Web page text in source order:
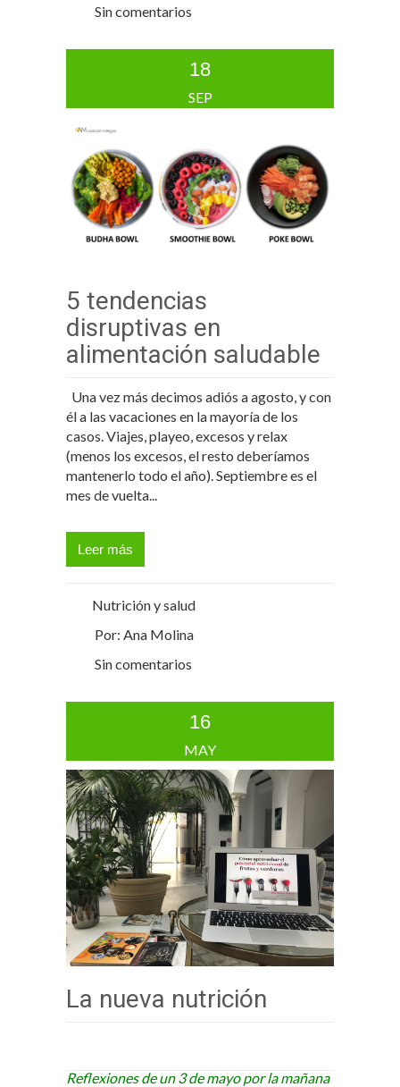
Sin comentarios
18
SEP
5 tendencias
disruptivas en
alimentación saludable
Una vez más decimos adiós a agosto, y con
él a las vacaciones en la mayoría de los
casos. Viajes, playeo, excesos y relax
(menos los excesos, el resto deberíamos
mantenerlo todo el año). Septiembre es el
mes de vuelta...
Leer más
Nutrición y salud
Por: Ana Molina
Sin comentarios
16
MAY
La nueva nutrición
Reflexiones de un 3 de mayo por la mañana